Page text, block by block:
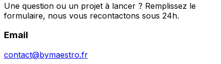
Une question ou un projet à lancer ? Remplissez le
formulaire, nous vous recontactons sous 24h.
Email
contact@bymaestro.fr